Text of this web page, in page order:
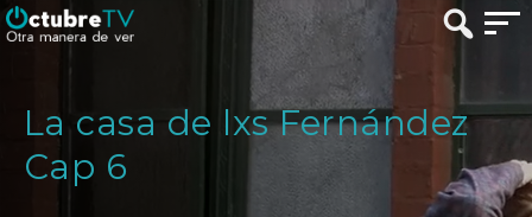
La casa de lxs Fernández
Cap 6